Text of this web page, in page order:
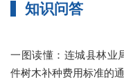
知识问答
一图读懂：连城县林业
件树木补种费用标准的